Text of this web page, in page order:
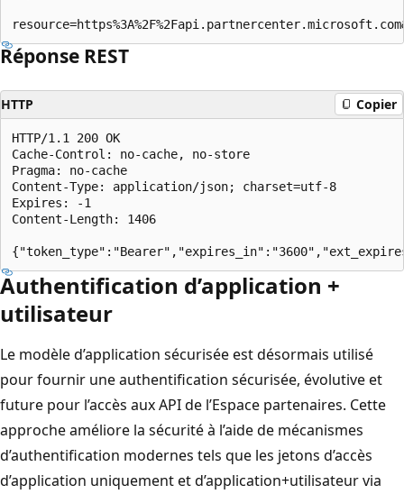
Réponse REST
HTTP Copier
HTTP/1.1 200 OK
Cache-Control: no-cache, no-store
Pragma: no-cache
Content-Type: application/json; charset=utf-8
Expires: -1
Content-Length: 1406
Authentification d’application +
utilisateur
Le modèle d’application sécurisée est désormais utilisé
pour fournir une authentification sécurisée, évolutive et
future pour l’accès aux API de l’Espace partenaires. Cette
approche améliore la sécurité à l’aide de mécanismes
d’authentification modernes tels que les jetons d’accès
d’application uniquement et d’application+utilisateur via